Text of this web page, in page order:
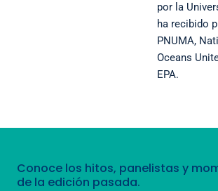
por la
ha recibido
PNUMA,
Oceans
EPA.
Conoce los hitos, panelistas y
de la edición pasada.